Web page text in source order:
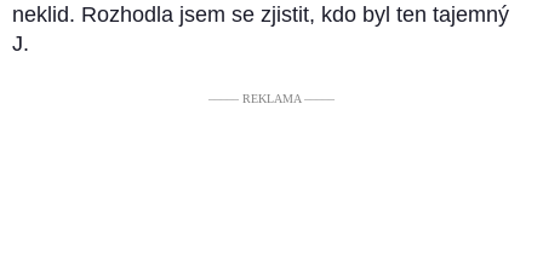
neklid. Rozhodla jsem se zjistit, kdo byl ten tajemný
J.
––––– REKLAMA –––––